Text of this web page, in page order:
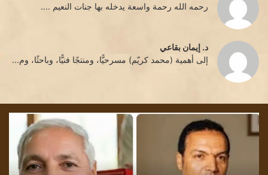
رحمه الله رحمة واسعة يدخله بها جنات النعيم ....
د. إيمان بقاعي
إلى أهمية (محمد كريّم) مسرحيًّا، ومنتجًا فنيًّا، وباحثًا، وم...
كثافة
الترميز